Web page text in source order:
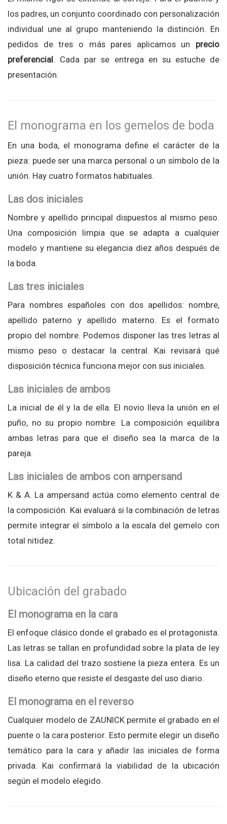
los padres, un conjunto coordinado con personalización
individual une al grupo manteniendo la distinción. En
pedidos de tres o más pares aplicamos un precio
preferencial. Cada par se entrega en su estuche de
presentación.
El monograma en los gemelos de boda
En una boda, el monograma define el carácter de la
pieza: puede ser una marca personal o un símbolo de la
unión. Hay cuatro formatos habituales.
Las dos iniciales
Nombre y apellido principal dispuestos al mismo peso.
Una composición limpia que se adapta a cualquier
modelo y mantiene su elegancia diez años después de
la boda.
Las tres iniciales
Para nombres españoles con dos apellidos: nombre,
apellido paterno y apellido materno. Es el formato
propio del nombre. Podemos disponer las tres letras al
mismo peso o destacar la central. Kai revisará qué
disposición técnica funciona mejor con sus iniciales.
Las iniciales de ambos
La inicial de él y la de ella. El novio lleva la unión en el
puño, no su propio nombre. La composición equilibra
ambas letras para que el diseño sea la marca de la
pareja.
Las iniciales de ambos con ampersand
K & A. La ampersand actúa como elemento central de
la composición. Kai evaluará si la combinación de letras
permite integrar el símbolo a la escala del gemelo con
total nitidez.
Ubicación del grabado
El monograma en la cara
El enfoque clásico donde el grabado es el protagonista.
Las letras se tallan en profundidad sobre la plata de ley
lisa. La calidad del trazo sostiene la pieza entera. Es un
diseño eterno que resiste el desgaste del uso diario.
El monograma en el reverso
Cualquier modelo de ZAUNICK permite el grabado en el
puente o la cara posterior. Esto permite elegir un diseño
temático para la cara y añadir las iniciales de forma
privada. Kai confirmará la viabilidad de la ubicación
según el modelo elegido.